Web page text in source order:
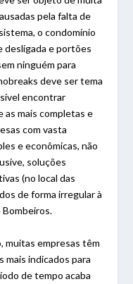
pela falta de
o condomínio
desligada e portões
ninguém para
deve ser tema
encontrar
as mais completas e
com vasta
e econômicas, não
soluções
(no local das
de forma irregular à
Bombeiros.
muitas empresas têm
mais indicados para
de tempo acaba